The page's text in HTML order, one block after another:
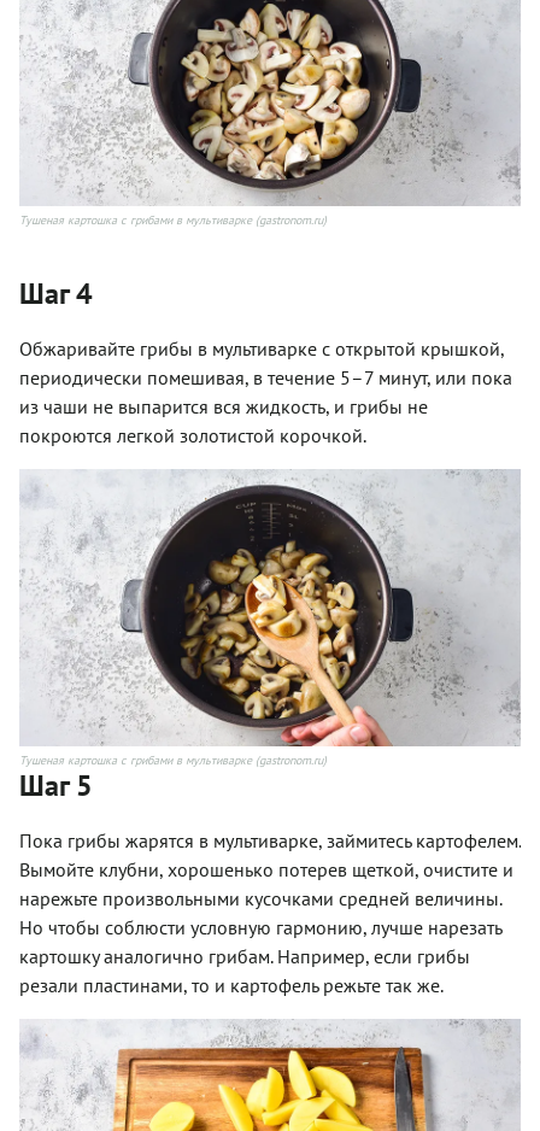
Тушеная картошка с грибами в мультиварке (gastronom.ru)
Шаг 4
Обжаривайте грибы в мультиварке с открытой крышкой,
периодически помешивая, в течение 5–7 минут, или пока
из чаши не выпарится вся жидкость, и грибы не
покроются легкой золотистой корочкой.
Тушеная картошка с грибами в мультиварке (gastronom.ru)
Шаг 5
Пока грибы жарятся в мультиварке, займитесь картофелем.
Вымойте клубни, хорошенько потерев щеткой, очистите и
нарежьте произвольными кусочками средней величины.
Но чтобы соблюсти условную гармонию, лучше нарезать
картошку аналогично грибам. Например, если грибы
резали пластинами, то и картофель режьте так же.